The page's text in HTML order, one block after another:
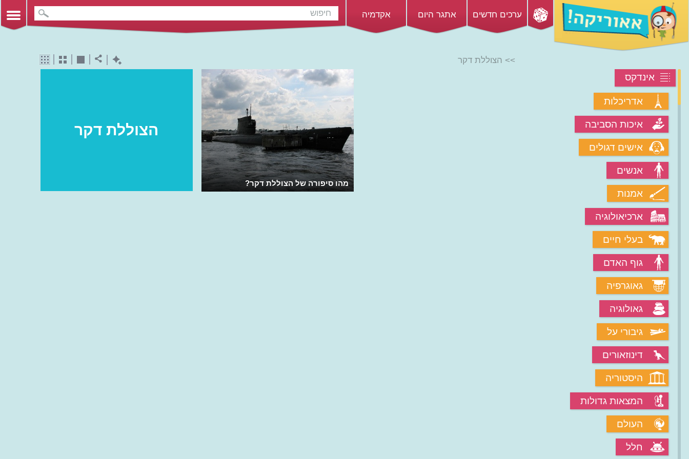
ערכים חדשים אתגר היום אקדמיה
אינדקס
אדריכלות
איכות הסביבה
אישים דגולים
אנשים
אמנות
ארכיאולוגיה
בעלי חיים
גוף האדם
גאוגרפיה
גאולוגיה
גיבורי על
דינוזאורים
היסטוריה
המצאות גדולות
העולם
חלל
>> הצוללת דקר
הצוללת דקר
מהו סיפורה של הצוללת דקר?